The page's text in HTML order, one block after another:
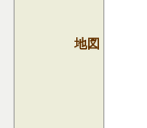
地図